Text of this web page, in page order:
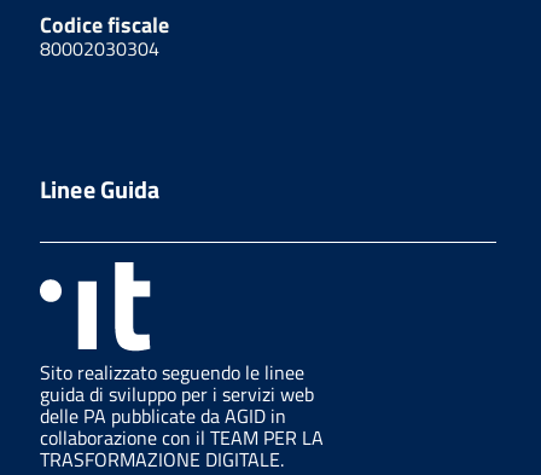
Codice fiscale
80002030304
Linee Guida
Sito realizzato seguendo le linee
guida di sviluppo per i servizi web
delle PA pubblicate da AGID in
collaborazione con il TEAM PER LA
TRASFORMAZIONE DIGITALE.